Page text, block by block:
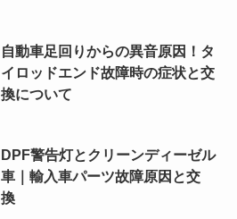
自動車足回りからの異音原因！タ
イロッドエンド故障時の症状と交
換について
DPF警告灯とクリーンディーゼル
車｜輸入車パーツ故障原因と交
換